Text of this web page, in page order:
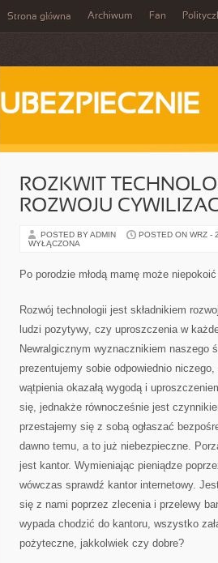
Strona główna Archiwum Fan
UBEZPIECZNIE
ROZKWIT
ROZWOJU
POSTED BY ADMIN POSTED ON WRZ -
WYŁĄCZONA
Po porodzie młodą mamę może
Rozwój technologii jest składnikiem
ludzi pozytywy, czy uproszczenia w
Newralgicznym wyznacznikiem naszego
prezentujemy sobie odpowiednio
wątpienia okazałą wygodą i
się, jednakże równocześnie jest
przestajemy się z sobą ogłaszać
dawno temu, a to już niebezpieczne.
jest kantor. Wymieniając pieniądze
wówczas sprawdź kantor internetowy.
się z nami poprzez zlecenia i przelewy
wypada chodzić do kantoru, wszystko
pożyteczne, jakkolwiek czy dobre?